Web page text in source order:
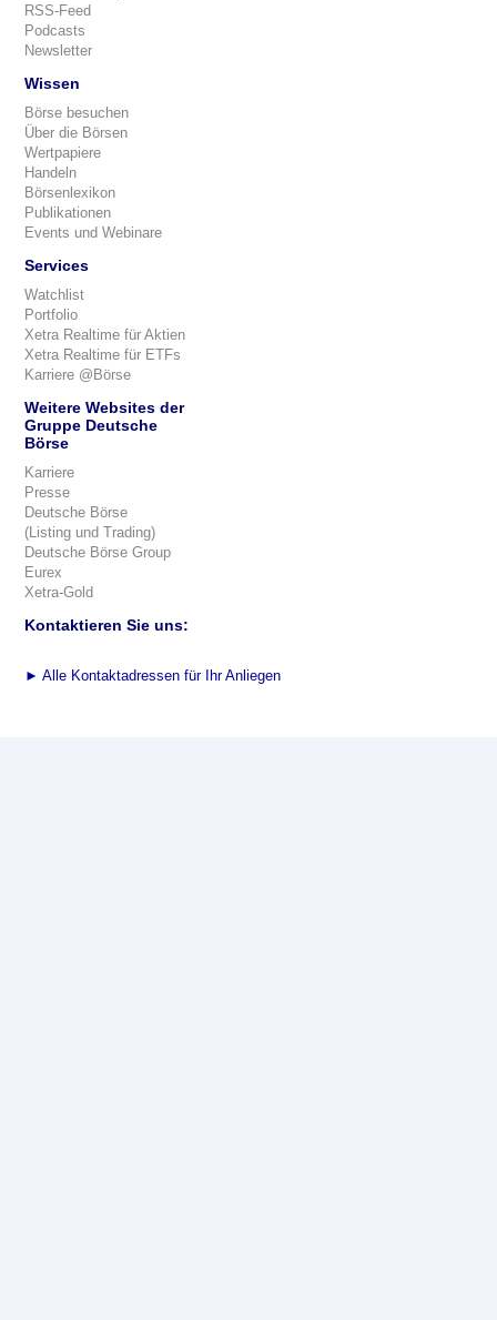
RSS-Feed
Podcasts
Newsletter
Wissen
Börse besuchen
Über die Börsen
Wertpapiere
Handeln
Börsenlexikon
Publikationen
Events und Webinare
Services
Watchlist
Portfolio
Xetra Realtime für Aktien
Xetra Realtime für ETFs
Karriere @Börse
Weitere Websites der
Gruppe Deutsche
Börse
Karriere
Presse
Deutsche Börse
(Listing und Trading)
Deutsche Börse Group
Eurex
Xetra-Gold
Kontaktieren Sie uns:
► Alle Kontaktadressen für Ihr Anliegen